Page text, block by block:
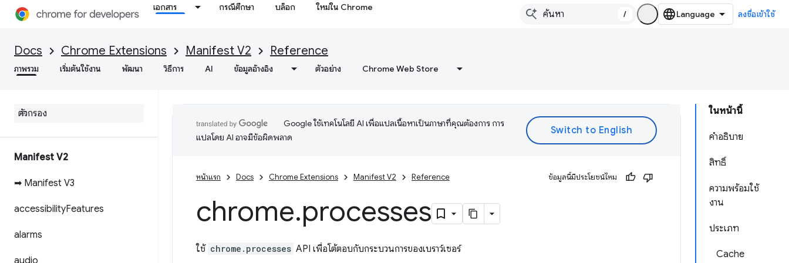
เอกสาร กรณีศึกษา บล็อก ใหม่ใน Chrome
/ ลงชื่อเข้าใช้
Docs Chrome Extensions Manifest V2 Reference
ภาพรวม เริ่มต้นใช้งาน พัฒนา วิธีการ AI ข้อมูลอ้างอิง ตัวอย่าง Chrome Web Store
Manifest V2
➡ Manifest V3
accessibilityFeatures
alarms
audio
ในหน้านี้
คำอธิบาย
สิทธิ์
ความพร้อมใช้
งาน
ประเภท
Cache
Google ใช้เทคโนโลยี AI เพื่อแปลเนื้อหาเป็นภาษาที่คุณต้องการ การ
แปลโดย AI อาจมีข้อผิดพลาด
หน้าแรก Docs Chrome Extensions Manifest V2 Reference ข้อมูลนี้มีประโยชน์ไหม
chrome.processes
ใช้ chrome.processes API เพื่อโต้ตอบกับกระบวนการของเบราว์เซอร์